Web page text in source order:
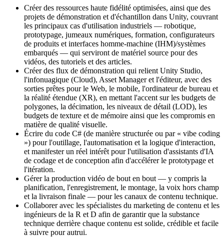
Créer des ressources haute fidélité optimisées, ainsi que des
projets de démonstration et d'échantillon dans Unity, couvrant
les principaux cas d'utilisation industriels — robotique,
prototypage, jumeaux numériques, formation, configurateurs
de produits et interfaces homme-machine (IHM)/systèmes
embarqués — qui serviront de matériel source pour des
vidéos, des tutoriels et des articles.
Créer des flux de démonstration qui relient Unity Studio,
l'infonuagique (Cloud), Asset Manager et l'éditeur, avec des
sorties prêtes pour le Web, le mobile, l'ordinateur de bureau et
la réalité étendue (XR), en mettant l'accent sur les budgets de
polygones, la décimation, les niveaux de détail (LOD), les
budgets de texture et de mémoire ainsi que les compromis en
matière de qualité visuelle.
Écrire du code C# (de manière structurée ou par « vibe coding
») pour l'outillage, l'automatisation et la logique d'interaction,
et manifester un réel intérêt pour l'utilisation d'assistants d'IA
de codage et de conception afin d'accélérer le prototypage et
l'itération.
Gérer la production vidéo de bout en bout — y compris la
planification, l'enregistrement, le montage, la voix hors champ
et la livraison finale — pour les canaux de contenu technique.
Collaborer avec les spécialistes du marketing de contenu et les
ingénieurs de la R et D afin de garantir que la substance
technique derrière chaque contenu est solide, crédible et facile
à suivre pour autrui.